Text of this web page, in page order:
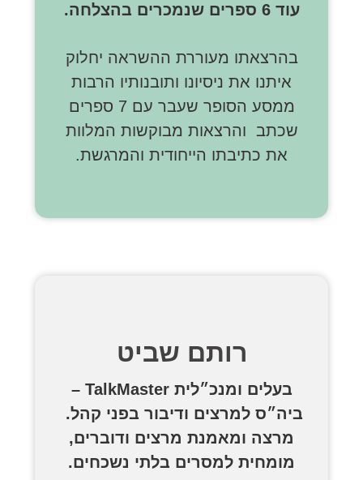
עוד 6 ספרים שנמכרים בהצלחה.
בהרצאתו מעוררת ההשראה יחלוק
איתנו את ניסיונו ותובנותיו הרבות
ממסע הסופר שעבר עם 7 ספרים
שכתב והרצאות מבוקשות המלוות
את כתיבתו הייחודית והמרגשת.
רותם שביט
בעלים ומנכ״לית TalkMaster –
ביה״ס למרצים ודיבור בפני קהל.
מרצה ומאמנת מרצים ודוברים,
מומחית למסרים בלתי נשכחים.